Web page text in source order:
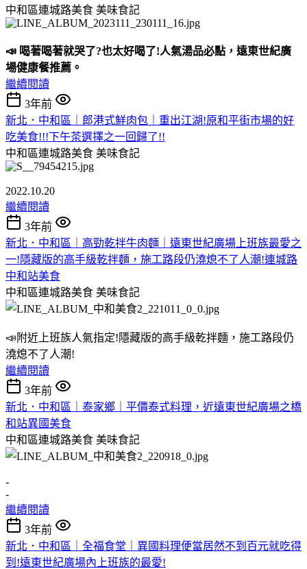
中和區連城路美食 美味食記
📣 喝著喝著就哭了?也太好喝了!人氣湯品必點，遠東世紀廣
場健康餐推薦。
繼續閱讀
3年前
新北．中和區｜郎港式鮮肉包｜重出江湖!原和平街市場的好
吃美食!!!下午茶選擇之一回歸了!!
中和區連城路美食 美味食記
2022.10.20
繼續閱讀
3年前
新北．中和區｜高勁乾拌牛肉麵｜遠東世紀廣場上班族最愛之
一!隱藏版的高手級乾拌麵，施工路段仍澆熄不了人潮!連城路
中和站美食
中和區連城路美食 美味食記
📣附近上班族人氣指定!隱藏版的高手級乾拌麵，施工路段仍
澆熄不了人潮!
繼續閱讀
3年前
新北．中和區｜泰家鄉｜平價泰式料理，近遠東世紀廣場之橋
和站異國美食
中和區連城路美食 美味食記
-
-
繼續閱讀
3年前
新北．中和區｜全福食堂｜異國料理便當居然不到百元就吃得
到!遠東世紀廣場內上班族的最愛!